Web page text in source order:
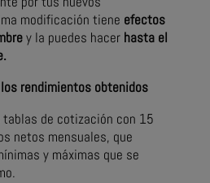
modificación tiene efectos
y la puedes hacer hasta el
rendimientos obtenidos
tablas de cotización con 15
netos mensuales, que
y máximas que se